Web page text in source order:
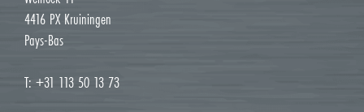
4416 PX Kruiningen
Pays-Bas
T: +31 113 50 13 73